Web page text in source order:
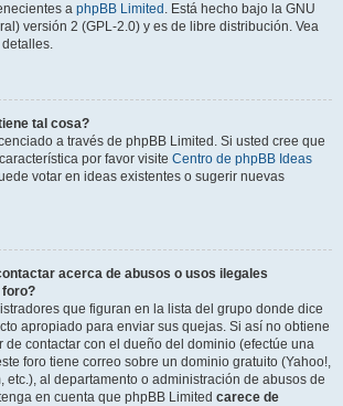
a phpBB Limited . Está hecho bajo la GNU
versión 2 (GPL-2.0) y es de libre distribución. Vea
tal cosa?
a través de phpBB Limited. Si usted cree que
por favor visite Centro de phpBB Ideas
votar en ideas existentes o sugerir nuevas
acerca de abusos o usos ilegales
que figuran en la lista del grupo donde dice
apropiado para enviar sus quejas. Si así no obtiene
de contactar con el dueño del dominio (efectúe una
foro tiene correo sobre un dominio gratuito (Yahoo!,
etc.), al departamento o administración de abusos de
en cuenta que phpBB Limited carece de